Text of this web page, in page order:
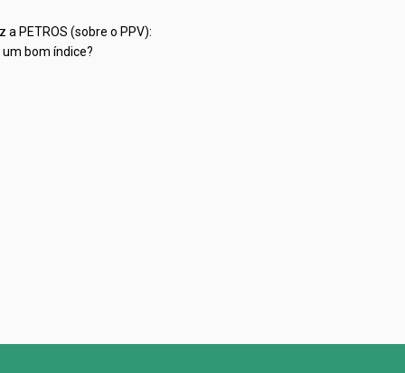
a PETROS (sobre o PPV):
um bom índice?